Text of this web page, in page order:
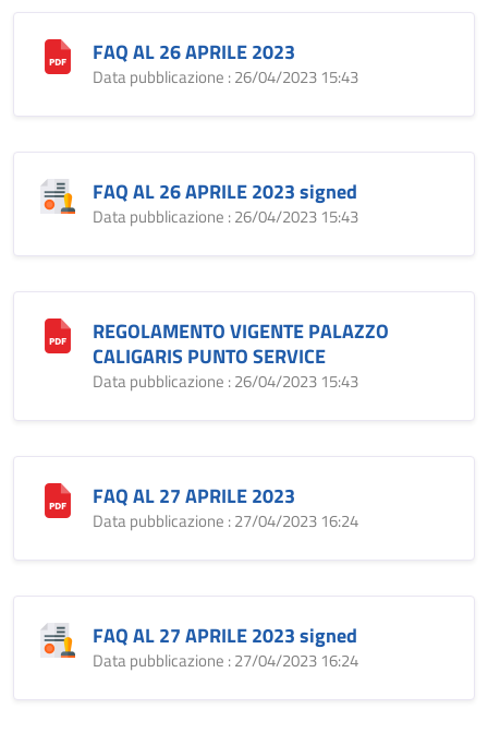
FAQ AL 26 APRILE 2023
Data pubblicazione : 26/04/2023 15:43
FAQ AL 26 APRILE 2023 signed
Data pubblicazione : 26/04/2023 15:43
REGOLAMENTO VIGENTE PALAZZO
CALIGARIS PUNTO SERVICE
Data pubblicazione : 26/04/2023 15:43
FAQ AL 27 APRILE 2023
Data pubblicazione : 27/04/2023 16:24
FAQ AL 27 APRILE 2023 signed
Data pubblicazione : 27/04/2023 16:24